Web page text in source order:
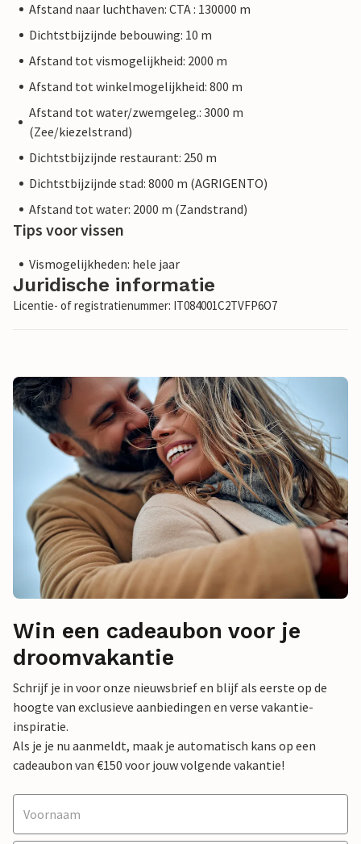
Afstand naar luchthaven: CTA : 130000 m
Dichtstbijzijnde bebouwing: 10 m
Afstand tot vismogelijkheid: 2000 m
Afstand tot winkelmogelijkheid: 800 m
Afstand tot water/zwemgeleg.: 3000 m
(Zee/kiezelstrand)
Dichtstbijzijnde restaurant: 250 m
Dichtstbijzijnde stad: 8000 m (AGRIGENTO)
Afstand tot water: 2000 m (Zandstrand)
Tips voor vissen
Vismogelijkheden: hele jaar
Juridische informatie
Licentie- of registratienummer: IT084001C2TVFP6O7
Win een cadeaubon voor je
droomvakantie
Schrijf je in voor onze nieuwsbrief en blijf als eerste op de
hoogte van exclusieve aanbiedingen en verse vakantie-
inspiratie.
Als je je nu aanmeldt, maak je automatisch kans op een
cadeaubon van €150 voor jouw volgende vakantie!